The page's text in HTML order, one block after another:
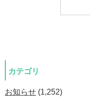
カテゴリ
お知らせ (1,252)